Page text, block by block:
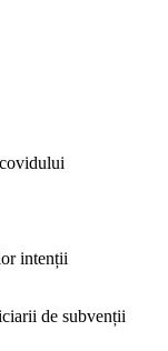
intenții
de subvenții